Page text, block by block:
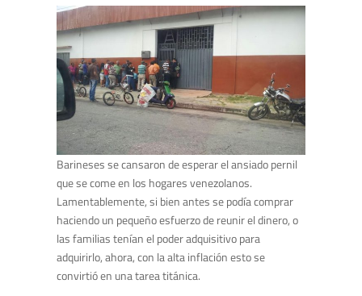
Barineses se cansaron de esperar el ansiado pernil
que se come en los hogares venezolanos.
Lamentablemente, si bien antes se podía comprar
haciendo un pequeño esfuerzo de reunir el dinero, o
las familias tenían el poder adquisitivo para
adquirirlo, ahora, con la alta inflación esto se
convirtió en una tarea titánica.